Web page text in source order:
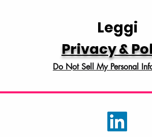
Leggi
Privacy &
Do Not Sell My Personal